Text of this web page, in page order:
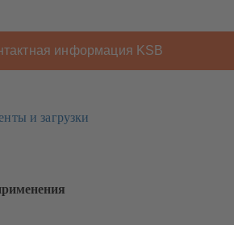
информация KSB
и загрузки